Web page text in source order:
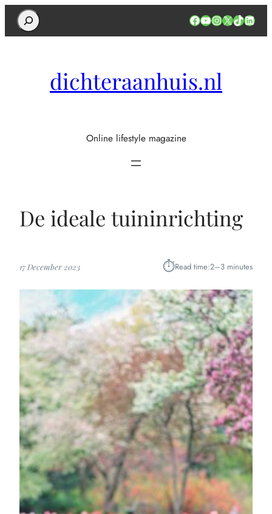
Search Facebook
YouTube
Instagram
X TikTok
dichteraanhuis.nl
Online lifestyle magazine
De ideale tuininrichting
17 December 2023 ⏱︎Read time:2–3 minutes